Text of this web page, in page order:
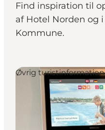
Planlæg din ferie
Booking
Find inspiration til
af Hotel Norden og
Kommune.
Øvrig turistinformation